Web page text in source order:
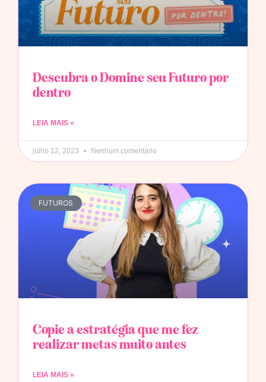
Descubra o Domine seu Futuro por
dentro
LEIA MAIS »
julho 12, 2023 Nenhum comentário
FUTUROS
Copie a estratégia que me fez
realizar metas muito antes
LEIA MAIS »